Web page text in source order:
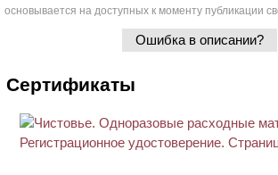
основывается на доступных к моменту публикации
Ошибка в описании?
Сертификаты